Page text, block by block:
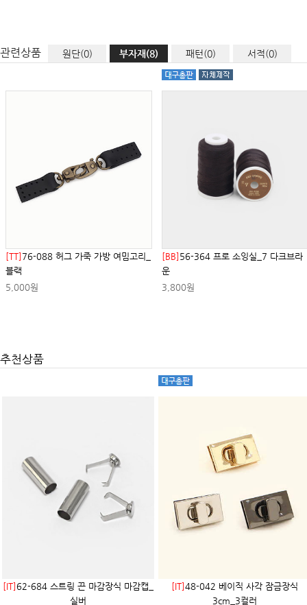
관련상품 원단(0) 부자재(8) 패턴(0) 서적(0)
[TT] 76-088 허그 가죽 가방 여밈고리_
블랙
5,000원
[BB] 56-364 프로 소잉실_7 다크브라
운
3,800원
추천상품
[IT]62-684 스트링 끈 마감장식 마감캡_
실버
[IT]48-042 베이직 사각 잠금장식
3cm_3컬러